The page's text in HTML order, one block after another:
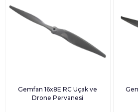
Gemfan 16x8E RC Uçak ve
Drone Pervanesi